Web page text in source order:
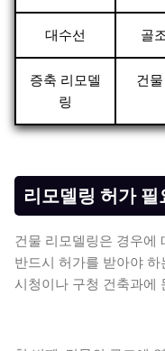
대수선 골
증축 리모델
링
건
리모델링 허가 필
건물 리모델링은 경우에
반드시 허가를 받아야
시청이나 구청 건축과에